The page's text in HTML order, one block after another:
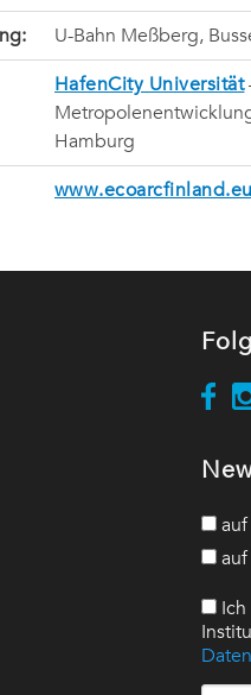
U-Bahn Meßberg,
HafenCity Universität
Hamburg
auf
auf
Ich